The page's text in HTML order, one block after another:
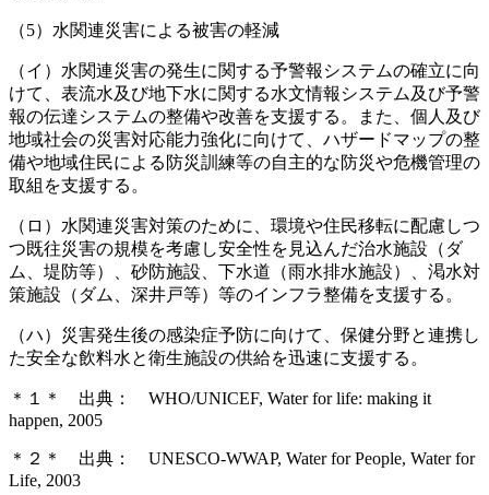
（5）水関連災害による被害の軽減
（イ）水関連災害の発生に関する予警報システムの確立に向
けて、表流水及び地下水に関する水文情報システム及び予警
報の伝達システムの整備や改善を支援する。また、個人及び
地域社会の災害対応能力強化に向けて、ハザードマップの整
備や地域住民による防災訓練等の自主的な防災や危機管理の
取組を支援する。
（ロ）水関連災害対策のために、環境や住民移転に配慮しつ
つ既往災害の規模を考慮し安全性を見込んだ治水施設（ダ
ム、堤防等）、砂防施設、下水道（雨水排水施設）、渇水対
策施設（ダム、深井戸等）等のインフラ整備を支援する。
（ハ）災害発生後の感染症予防に向けて、保健分野と連携し
た安全な飲料水と衛生施設の供給を迅速に支援する。
＊１＊ 出典： WHO/UNICEF, Water for life: making it
happen, 2005
＊２＊ 出典： UNESCO-WWAP, Water for People, Water for
Life, 2003